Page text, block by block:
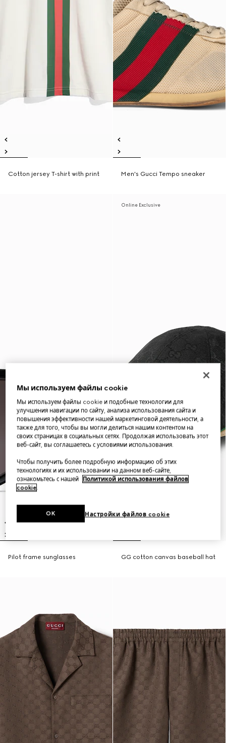
Cotton jersey T-shirt with print Men's Gucci Tempo sneaker
Pilot frame sunglasses
Online Exclusive
GG cotton canvas baseball hat
Мы используем файлы cookie
Мы используем файлы cookie и подобные технологии для
улучшения навигации по сайту, анализа использования сайта и
повышения эффективности нашей маркетинговой деятельности, а
также для того, чтобы вы могли делиться нашим контентом на
своих страницах в социальных сетях. Продолжая использовать этот
веб-сайт, вы соглашаетесь с условиями использования.
Чтобы получить более подробную информацию об этих
технологиях и их использовании на данном веб-сайте,
ознакомьтесь с нашей
Политикой использования файлов
cookie.
Настройки файлов cookie
OK